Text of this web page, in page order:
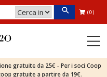
(0)
gratuite da 25€ - Per i soci Coop
gratuite a partire da 19€.